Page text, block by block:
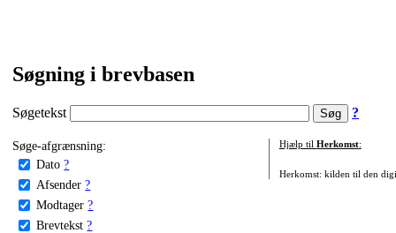
Søgning i brevbasen
Søgetekst ?
Søge-afgrænsning:
Dato ?
Afsender ?
Modtager ?
Brevtekst ?
Hjælp til Herkomst:
Herkomst: kilden til den